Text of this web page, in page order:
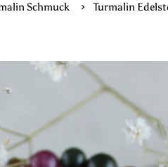
Schmuck Turmalin